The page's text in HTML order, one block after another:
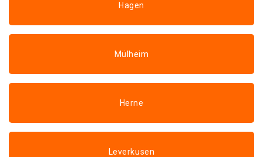
Hagen
Mülheim
Herne
Leverkusen